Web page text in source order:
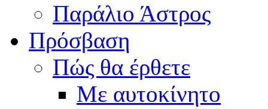
Παράλιο Άστρος
Πρόσβαση
Πώς θα έρθετε
Με αυτοκίνητο